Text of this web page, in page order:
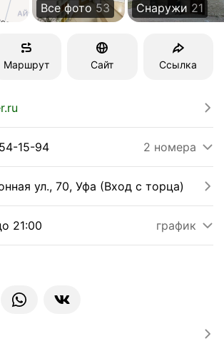
Все фото53 Снаружи 21
Маршрут Сайт Ссылка
15-94 2 номера
ул., 70, Уфа (Вход с торца)
21:00 график